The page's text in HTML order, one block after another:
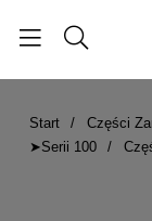
Start Części
➤Serii 100